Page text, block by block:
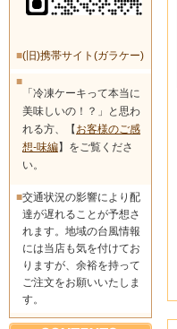
■(旧)携帯サイト(ガラケー)
■
「冷凍ケーキって本当に
美味しいの！？」と思わ
れる方、【 お客様のご感
想-味編】をご覧くださ
い。
■交通状況の影響により配
達が遅れることが予想さ
れます。地域の台風情報
には当店も気を付けてお
りますが、余裕を持って
ご注文をお願いいたしま
す。